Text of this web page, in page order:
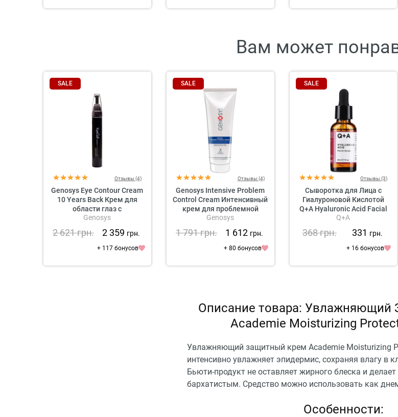
Вам может
SALE
Отзывы (4)
Genosys Eye Contour Cream
10 Years Back Крем для
области глаз с
растительными
Genosys
2 621грн. 2 359 грн.
+ 117 бонусов
SALE
Отзывы (4)
Genosys Intensive Problem
Control Cream Интенсивный
крем для проблемной
кожи
Genosys
1 791грн. 1 612 грн.
+ 80 бонусов
SALE
Отзывы (3)
Сыворотка для Лица с
Гиалуроновой Кислотой
Q+A Hyaluronic Acid Facial
Serum
Q+A
368грн. 331 грн.
+ 16 бонусов
Описание товара: Увлажняющий
Academie Moisturizing
Увлажняющий защитный крем Academie Moisturizing
интенсивно увлажняет эпидермис, сохраняя влагу в
Бьюти-продукт не оставляет жирного блеска и
бархатистым. Средство можно использовать как
Особенности: